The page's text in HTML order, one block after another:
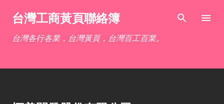
跳到主要內容
台灣工商黃頁聯絡簿
台灣各行各業，台灣黃頁，台灣百工百業。